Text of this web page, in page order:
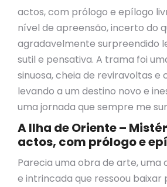
actos, com prólogo e epílogo
nível de apreensão, incerto do
agradavelmente surpreendido
sutil e pensativa. A trama foi
sinuosa, cheia de reviravoltas e
levando a um destino novo e
uma jornada que sempre me
A Ilha de Oriente –
actos, com prólogo e
Parecia uma obra de arte, uma
e intrincada que ressoou baixar